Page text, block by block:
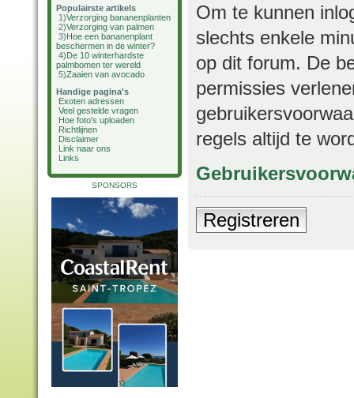
Populairste artikels
1)Verzorging bananenplanten
2)Verzorging van palmen
3)Hoe een bananenplant
beschermen in de winter?
4)De 10 winterhardste
palmbomen ter wereld
5)Zaaien van avocado
Handige pagina's
Exoten adressen
Veel gestelde vragen
Hoe foto's uploaden
Richtlijnen
Disclaimer
Link naar ons
Links
SPONSORS
Om te kunnen
slechts enkele
op dit forum. De
permissies
regels altijd te
Registreren